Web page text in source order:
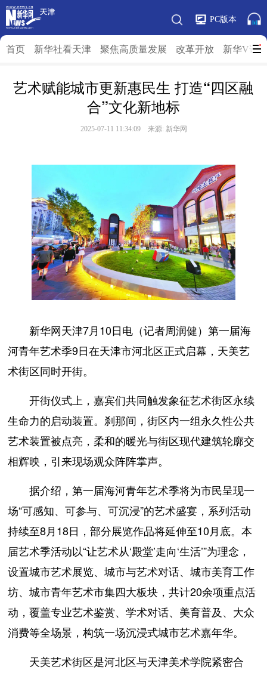
PC版本
首页 新华社看天津 聚焦高质量发展 改革开放 新华V访
艺术赋能城市更新惠民生 打造“四区融
合”文化新地标
2025-07-11 11:34:09 来源: 新华网
新华网天津7月10日电（记者周润健）第一届海
河青年艺术季9日在天津市河北区正式启幕，天美艺
术街区同时开街。
开街仪式上，嘉宾们共同触发象征艺术街区永续
生命力的启动装置。刹那间，街区内一组永久性公共
艺术装置被点亮，柔和的暖光与街区现代建筑轮廓交
相辉映，引来现场观众阵阵掌声。
据介绍，第一届海河青年艺术季将为市民呈现一
场“可感知、可参与、可沉浸”的艺术盛宴，系列活动
持续至8月18日，部分展览作品将延伸至10月底。本
届艺术季活动以“让艺术从‘殿堂’走向‘生活’”为理念，
设置城市艺术展览、城市与艺术对话、城市美育工作
坊、城市青年艺术市集四大板块，共计20余项重点活
动，覆盖专业艺术鉴赏、学术对话、美育普及、大众
消费等全场景，构筑一场沉浸式城市艺术嘉年华。
天美艺术街区是河北区与天津美术学院紧密合